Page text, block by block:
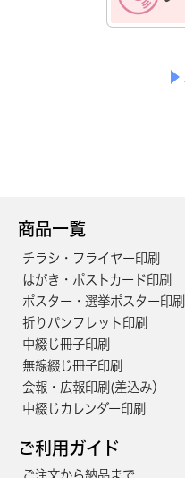
商品一覧
チラシ・フライヤー印刷
はがき・ポストカード印刷
ポスター・選挙ポスター印刷
折りパンフレット印刷
中綴じ冊子印刷
無線綴じ冊子印刷
会報・広報印刷(差込み）
中綴じカレンダー印刷
ご利用ガイド
ご注文から納品まで